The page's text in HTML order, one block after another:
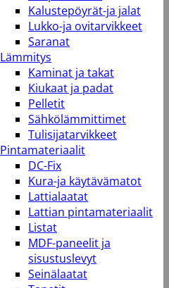
Kalustepöyrät-ja jalat
Lukko-ja ovitarvikkeet
Saranat
Lämmitys
Kaminat ja takat
Kiukaat ja padat
Pelletit
Sähkölämmittimet
Tulisijatarvikkeet
Pintamateriaalit
DC-Fix
Kura-ja käytävämatot
Lattialaatat
Lattian pintamateriaalit
Listat
MDF-paneelit ja
sisustuslevyt
Seinälaatat